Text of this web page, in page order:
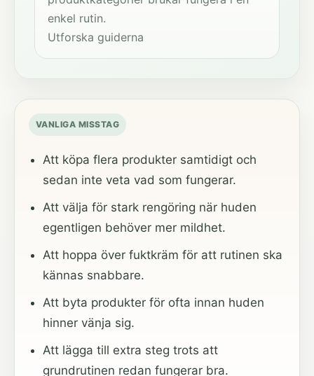
enkel rutin.
Utforska guiderna
VANLIGA MISSTAG
Att köpa flera produkter samtidigt och
sedan inte veta vad som fungerar.
Att välja för stark rengöring när huden
egentligen behöver mer mildhet.
Att hoppa över fuktkräm för att rutinen ska
kännas snabbare.
Att byta produkter för ofta innan huden
hinner vänja sig.
Att lägga till extra steg trots att
grundrutinen redan fungerar bra.